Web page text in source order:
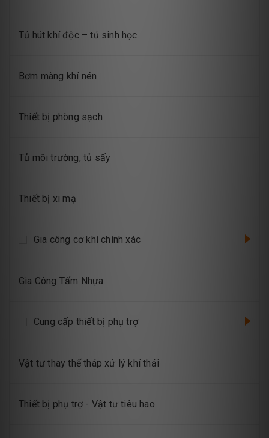
Tủ hút khí độc – tủ sinh học
Bơm màng khí nén
Thiết bị phòng sạch
Tủ môi trường, tủ sấy
Thiết bị xi mạ
Gia công cơ khí chính xác
Gia Công Tấm Nhựa
Cung cấp thiết bị phụ trợ
Vật tư thay thế tháp xử lý khí thải
Thiết bị phụ trợ - Vật tư tiêu hao